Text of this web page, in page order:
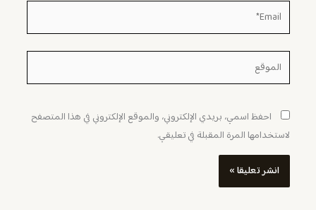
Email*
الموقع
احفظ اسمي، بريدي الإلكتروني، والموقع الإلكتروني في هذا المتصفح
لاستخدامها المرة المقبلة في تعليقي.